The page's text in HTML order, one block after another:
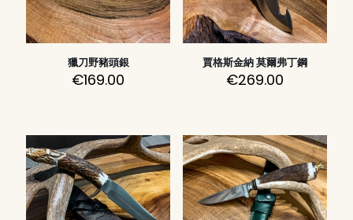
獵刀野豬頭銀
€169.00
賈格斯金納 莫爾弗丁鋼
€269.00